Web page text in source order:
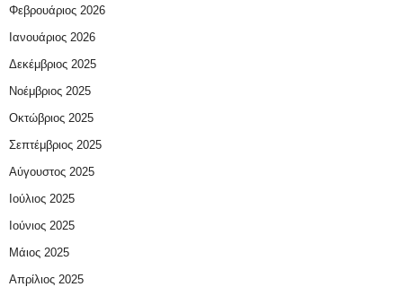
Φεβρουάριος 2026
Ιανουάριος 2026
Δεκέμβριος 2025
Νοέμβριος 2025
Οκτώβριος 2025
Σεπτέμβριος 2025
Αύγουστος 2025
Ιούλιος 2025
Ιούνιος 2025
Μάιος 2025
Απρίλιος 2025